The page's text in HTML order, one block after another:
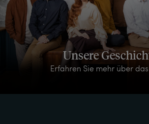
Unsere
Erfahren Sie mehr über